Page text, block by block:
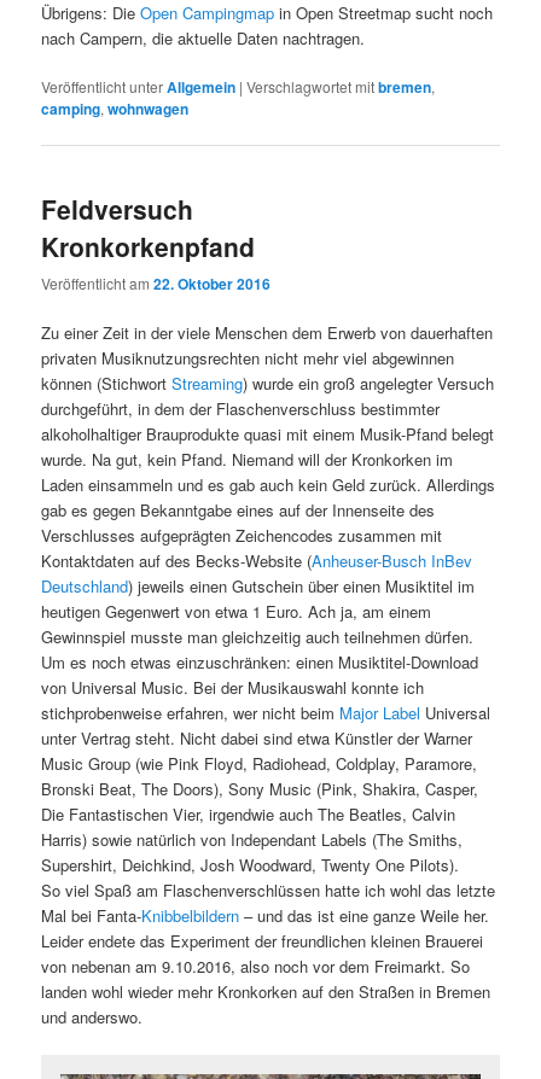
Übrigens: DieOpen Campingmap in Open Streetmap sucht noch
nach Campern, die aktuelle Daten nachtragen.
Veröffentlicht unterAllgemein |Verschlagwortet mitbremen,
camping,wohnwagen
Feldversuch
Kronkorkenpfand
Veröffentlicht am22. Oktober 2016
Zu einer Zeit in der viele Menschen dem Erwerb von dauerhaften
privaten Musiknutzungsrechten nicht mehr viel abgewinnen
können (StichwortStreaming) wurde ein groß angelegter Versuch
durchgeführt, in dem der Flaschenverschluss bestimmter
alkoholhaltiger Brauprodukte quasi mit einem Musik-Pfand belegt
wurde. Na gut, kein Pfand. Niemand will der Kronkorken im
Laden einsammeln und es gab auch kein Geld zurück. Allerdings
gab es gegen Bekanntgabe eines auf der Innenseite des
Verschlusses aufgeprägten Zeichencodes zusammen mit
Kontaktdaten auf des Becks-Website (Anheuser-Busch InBev
Deutschland) jeweils einen Gutschein über einen Musiktitel im
heutigen Gegenwert von etwa 1 Euro. Ach ja, am einem
Gewinnspiel musste man gleichzeitig auch teilnehmen dürfen.
Um es noch etwas einzuschränken: einen Musiktitel-Download
von Universal Music. Bei der Musikauswahl konnte ich
stichprobenweise erfahren, wer nicht beim Major Label Universal
unter Vertrag steht. Nicht dabei sind etwa Künstler der Warner
Music Group (wie Pink Floyd, Radiohead, Coldplay, Paramore,
Bronski Beat, The Doors), Sony Music (Pink, Shakira, Casper,
Die Fantastischen Vier, irgendwie auch The Beatles, Calvin
Harris) sowie natürlich von Independant Labels (The Smiths,
Supershirt, Deichkind, Josh Woodward, Twenty One Pilots).
So viel Spaß am Flaschenverschlüssen hatte ich wohl das letzte
Mal bei Fanta-Knibbelbildern – und das ist eine ganze Weile her.
Leider endete das Experiment der freundlichen kleinen Brauerei
von nebenan am 9.10.2016, also noch vor dem Freimarkt. So
landen wohl wieder mehr Kronkorken auf den Straßen in Bremen
und anderswo.